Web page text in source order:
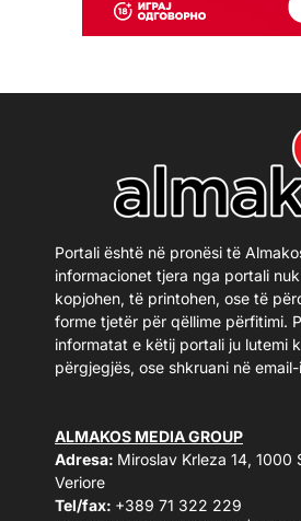
Portali është në pronësi të
informacionet tjera nga portali
kopjohen, të printohen, ose të
forme tjetër për qëllime përfitimi.
informatat e këtij portali ju lutemi
përgjegjës, ose shkruani në
ALMAKOS MEDIA GROUP
Adresa: Miroslav Krleza 14, 1000
Veriore
Tel/fax: +389 71 322 229